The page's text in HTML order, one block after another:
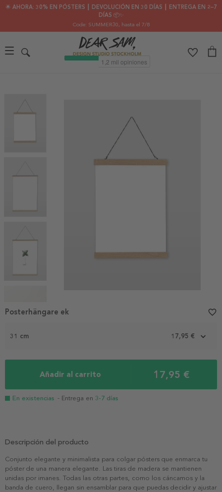
🌟 AHORA: 30% EN PÓSTERS ┃ DEVOLUCIÓN EN 30 DÍAS ┃ ENTREGA EN 2–7
DÍAS 📦✨
Code: SUMMER30, hasta el 7/8
1
31 cm 17,95 €
Añadir al carrito 17,95 €
En existencias - Entrega en 3-7 días
Posterhängare ek favorite_border
Descripción del producto
Conjunto elegante y minimalista para colgar pósters que enmarca tu
póster de una manera elegante. Las tiras de madera se mantienen
unidas por imanes. Todas las otras partes, como los cáncamos y la
banda de cuero, llegan sin ensamblar para que puedas decidir y ajustar